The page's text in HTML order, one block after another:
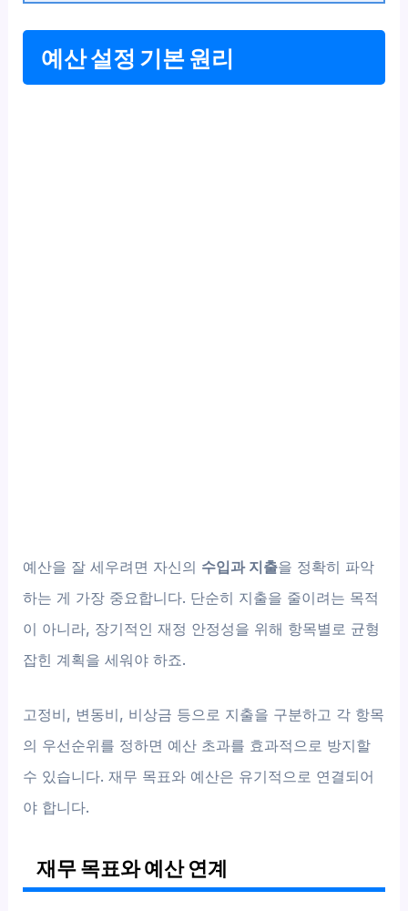
예산 설정 기본 원리
예산을 잘 세우려면 자신의 수입과 지출을 정확히 파악
하는 게 가장 중요합니다. 단순히 지출을 줄이려는 목적
이 아니라, 장기적인 재정 안정성을 위해 항목별로 균형
잡힌 계획을 세워야 하죠.
고정비, 변동비, 비상금 등으로 지출을 구분하고 각 항목
의 우선순위를 정하면 예산 초과를 효과적으로 방지할
수 있습니다. 재무 목표와 예산은 유기적으로 연결되어
야 합니다.
재무 목표와 예산 연계